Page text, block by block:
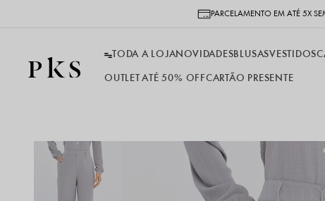
PARCELAMENTO EM ATÉ 5X
TODA A LOJANOVIDADESBLUSASVESTIDOS
OUTLET ATÉ 50% OFFCARTÃO PRESENTE